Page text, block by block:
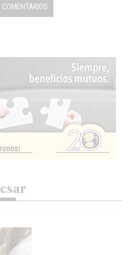
COMENTARIOS